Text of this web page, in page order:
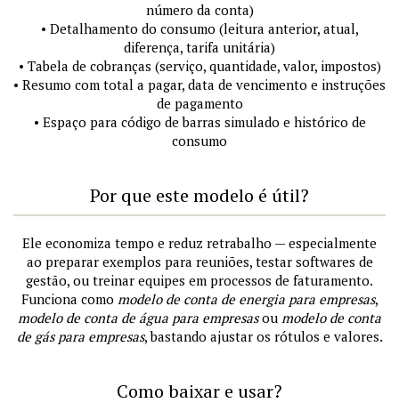
número da conta)
• Detalhamento do consumo (leitura anterior, atual,
diferença, tarifa unitária)
• Tabela de cobranças (serviço, quantidade, valor, impostos)
• Resumo com total a pagar, data de vencimento e instruções
de pagamento
• Espaço para código de barras simulado e histórico de
consumo
Por que este modelo é útil?
Ele economiza tempo e reduz retrabalho — especialmente
ao preparar exemplos para reuniões, testar softwares de
gestão, ou treinar equipes em processos de faturamento.
Funciona como modelo de conta de energia para empresas,
modelo de conta de água para empresasou modelo de conta
de gás para empresas, bastando ajustar os rótulos e valores.
Como baixar e usar?